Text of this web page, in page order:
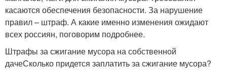
касаются обеспечения безопасности. За нарушение
правил – штраф. А какие именно изменения ожидают
всех россиян, поговорим подробнее.
Штрафы за сжигание мусора на собственной
дачеСколько придется заплатить за сжигание мусора?